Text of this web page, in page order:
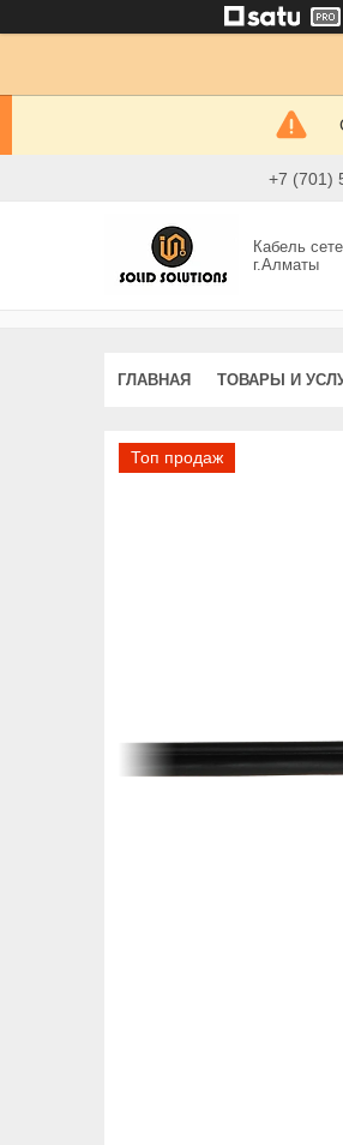
+7 (701)
Кабель
г.Алматы
ГЛАВНАЯ ТОВАРЫ И
Топ продаж